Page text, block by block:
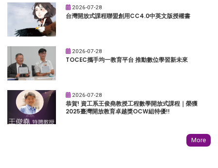
2026-07-28
台灣開放式課程聯盟創用CC4.0中英文版授權書
2026-07-28
TOCEC攜手均一教育平台 推動數位學習新未來
2026-07-28
恭賀! 資工系王俊堯教授工程數學開放式課程｜榮獲
2025臺灣開放教育卓越獎OCW組特優!!
More